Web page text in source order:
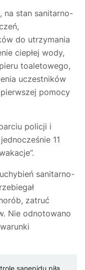
na stan sanitarno-
do utrzymania
ciepłej wody,
toaletowego,
uczestników
pomocy
policji i
11
sanitarno-
zatruć
Nie odnotowano